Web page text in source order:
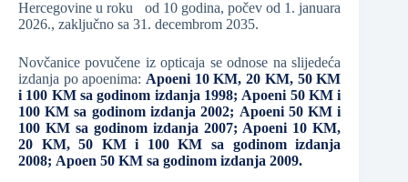
Hercegovine u roku od 10 godina, počev od 1. januara
2026., zaključno sa 31. decembrom 2035.
Novčanice povučene iz opticaja se odnose na slijedeća
izdanja po apoenima: Apoeni 10 KM, 20 KM, 50 KM
i 100 KM sa godinom izdanja 1998; Apoeni 50 KM i
100 KM sa godinom izdanja 2002; Apoeni 50 KM i
100 KM sa godinom izdanja 2007; Apoeni 10 KM,
20 KM, 50 KM i 100 KM sa godinom izdanja
2008; Apoen 50 KM sa godinom izdanja 2009.